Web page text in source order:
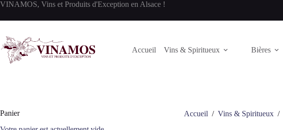
Passer
contenu
VINAMOS, Vins et Produits d'Exception en Alsace !
Accueil Vins & Spiritueux Bières
Accueil / Vins & Spiritueux /
Panier